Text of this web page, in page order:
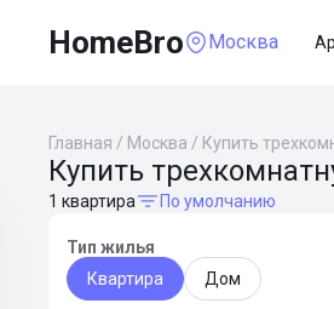
HomeBro Москва
Главная / Москва / Купить
Купить
1 квартира По умолчанию
Тип жилья
Квартира
Дом